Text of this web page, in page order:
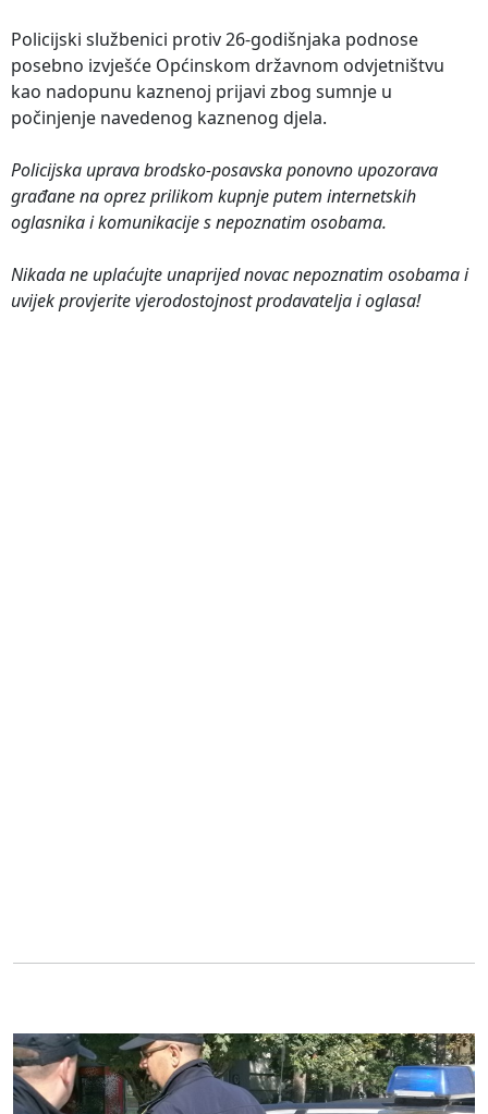
Policijski službenici protiv 26-godišnjaka podnose
posebno izvješće Općinskom državnom odvjetništvu
kao nadopunu kaznenoj prijavi zbog sumnje u
počinjenje navedenog kaznenog djela.
Policijska uprava brodsko-posavska ponovno upozorava
građane na oprez prilikom kupnje putem internetskih
oglasnika i komunikacije s nepoznatim osobama.
Nikada ne uplaćujte unaprijed novac nepoznatim osobama i
uvijek provjerite vjerodostojnost prodavatelja i oglasa!